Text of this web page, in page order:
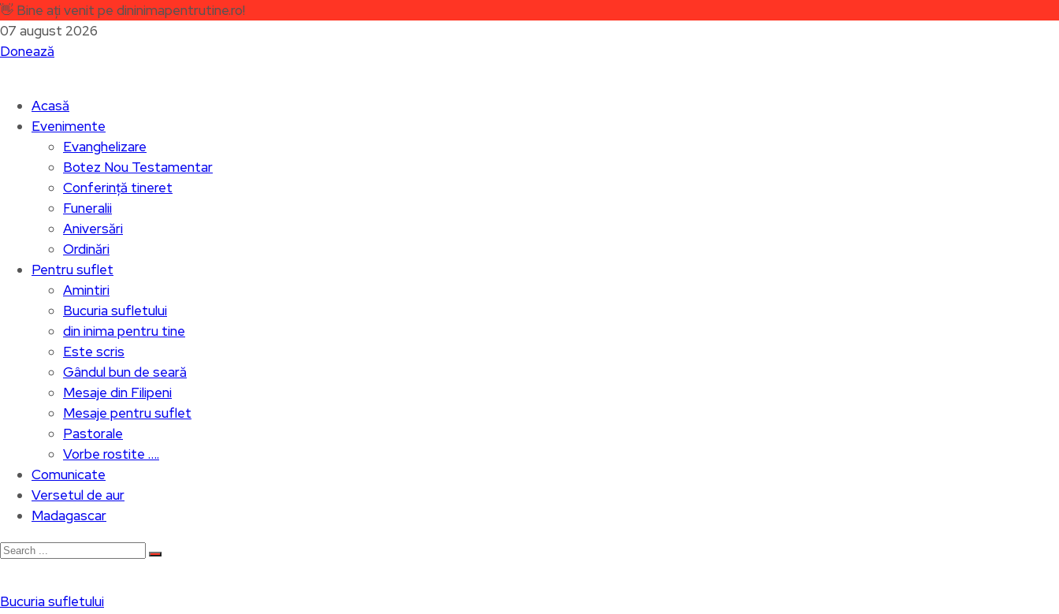
👋 Bine ați venit pe dininimapentrutine.ro!
07 august 2026
Donează
Acasă
Evenimente
Evanghelizare
Botez Nou Testamentar
Conferință tineret
Funeralii
Aniversări
Ordinări
Pentru suflet
Amintiri
Bucuria sufletului
din inima pentru tine
Este scris
Gândul bun de seară
Mesaje din Filipeni
Mesaje pentru suflet
Pastorale
Vorbe rostite ….
Comunicate
Versetul de aur
Madagascar
Bucuria sufletului